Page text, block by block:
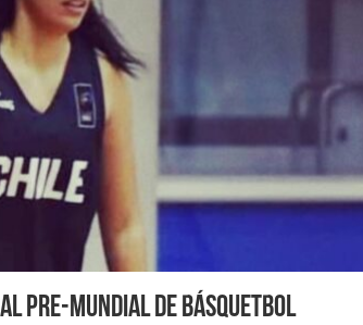
pre-mundial de básquetbol